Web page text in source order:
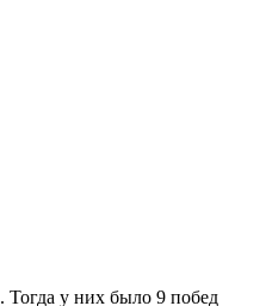
Тогда у них было 9 побед